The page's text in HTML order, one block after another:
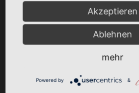
Liegenschaftsmanagement
SITEMAP
Unsere Leistungen
Akzeptieren
Ablehnen
mehr
Powered by &